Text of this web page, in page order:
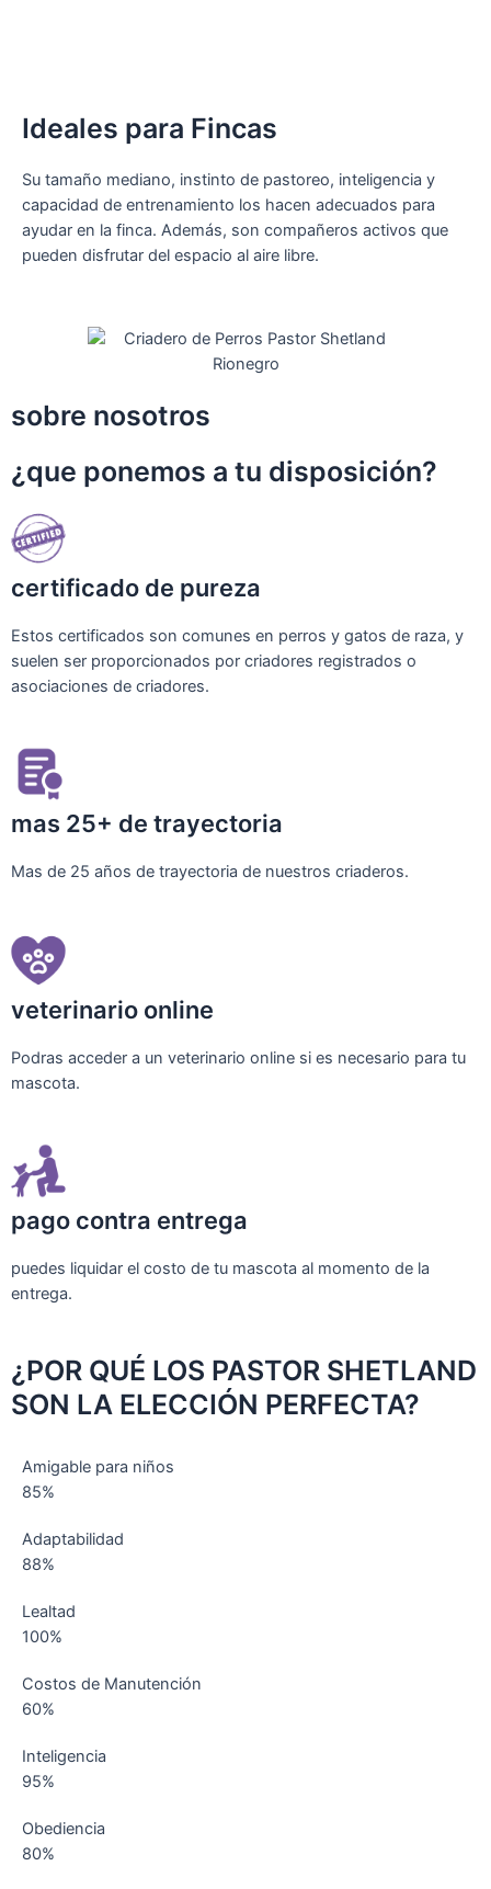
Ideales para Fincas
Su tamaño mediano, instinto de pastoreo, inteligencia y
capacidad de entrenamiento los hacen adecuados para
ayudar en la finca. Además, son compañeros activos que
pueden disfrutar del espacio al aire libre.
sobre nosotros
¿que ponemos a tu disposición?
certificado de pureza
Estos certificados son comunes en perros y gatos de raza, y
suelen ser proporcionados por criadores registrados o
asociaciones de criadores.
mas 25+ de trayectoria
Mas de 25 años de trayectoria de nuestros criaderos.
veterinario online
Podras acceder a un veterinario online si es necesario para tu
mascota.
pago contra entrega
puedes liquidar el costo de tu mascota al momento de la
entrega.
¿POR QUÉ LOS PASTOR SHETLAND
SON LA ELECCIÓN PERFECTA?
Amigable para niños
85%
Adaptabilidad
88%
Lealtad
100%
Costos de Manutención
60%
Inteligencia
95%
Obediencia
80%